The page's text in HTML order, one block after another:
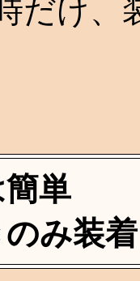
だけ、
簡単
のみ装